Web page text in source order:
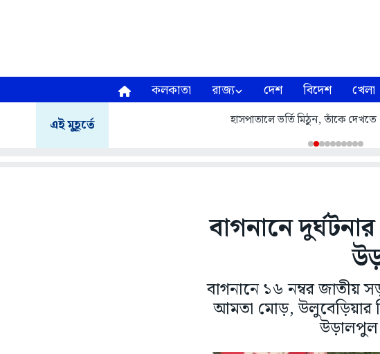
কলকাতা রাজ্য দেশ বিদেশ খেলা
এই মুহূর্তে হাসপাতালে ভর্তি মিঠুন, তাঁকে দেখতে
বাগনানে
বাগনানে ১৬ নম্বর জাতীয়
আমতা মোড়, উলুবেড়িয়ার
উড়ালপুল